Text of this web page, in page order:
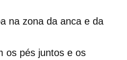
na zona da anca e da
os pés juntos e os